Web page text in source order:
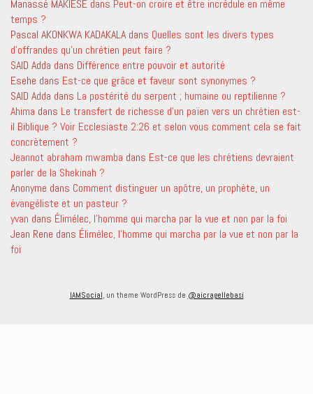
Manassé MAKIESE dans Peut-on croire et être incrédule en même
temps ?
Pascal AKONKWA KADAKALA dans Quelles sont les divers types
d’offrandes qu’un chrétien peut faire ?
SAID Adda dans Différence entre pouvoir et autorité
Esehe dans Est-ce que grâce et faveur sont synonymes ?
SAID Adda dans La postérité du serpent ; humaine ou reptilienne ?
Ahima dans Le transfert de richesse d’un païen vers un chrétien est-
il Biblique ? Voir Ecclesiaste 2:26 et selon vous comment cela se fait
concrètement ?
Jeannot abraham mwamba dans Est-ce que les chrétiens devraient
parler de la Shekinah ?
Anonyme dans Comment distinguer un apôtre, un prophète, un
évangéliste et un pasteur ?
yvan dans Élimélec, l’homme qui marcha par la vue et non par la foi
Jean Rene dans Élimélec, l’homme qui marcha par la vue et non par la
foi
IAMSocial, un theme WordPress de @aicragellebasi